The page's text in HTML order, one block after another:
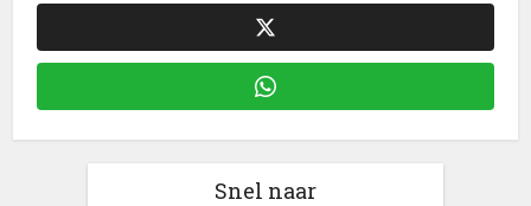
Snel naar